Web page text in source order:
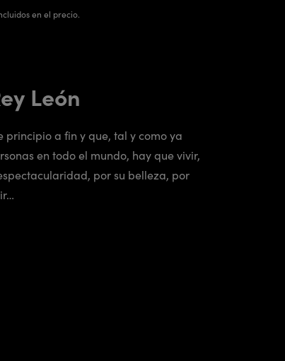
en el precio.
León
a fin y que, tal y como ya
en todo el mundo, hay que vivir,
por su belleza, por